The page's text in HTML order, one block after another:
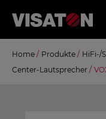
PRODUKTE
Home / Produkte / HiFi-/
Center-Lautsprecher /